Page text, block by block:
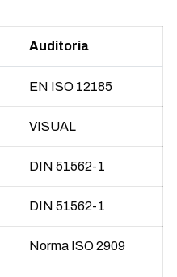
Auditoría
EN ISO 12185
VISUAL
DIN 51562-1
DIN 51562-1
Norma ISO 2909